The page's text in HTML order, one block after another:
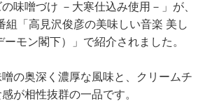
の味噌づけ －大寒仕込み使用－」が、
組「高見沢俊彦の美味しい音楽 美し
モン閣下）」で紹介されました。
噌の奥深く濃厚な風味と、クリームチ
が相性抜群の一品です。